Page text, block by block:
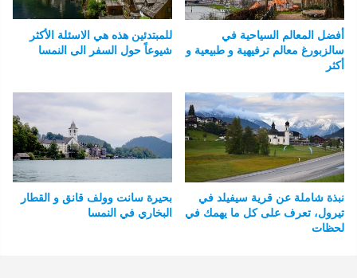
للمبتدئين هذه هي الاسئلة الأكثر
شيوعاً حول السفر الى النمسا
أفضل المعالم السياحية في
سالزبورغ معالم ترفيهية و طبيعية و
أكثر
بحيرة سانت وولف قانق و القطار
البخاري في النمسا
نبذة شاملة عن قرية سيفيلد في
تيرول، تعرف على كل ما يهمك في
لحظات